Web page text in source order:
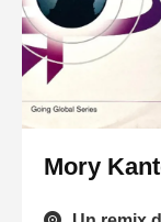
Mory